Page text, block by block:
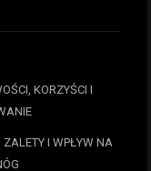
KORZYŚCI I
ZALETY I WPŁYW NA